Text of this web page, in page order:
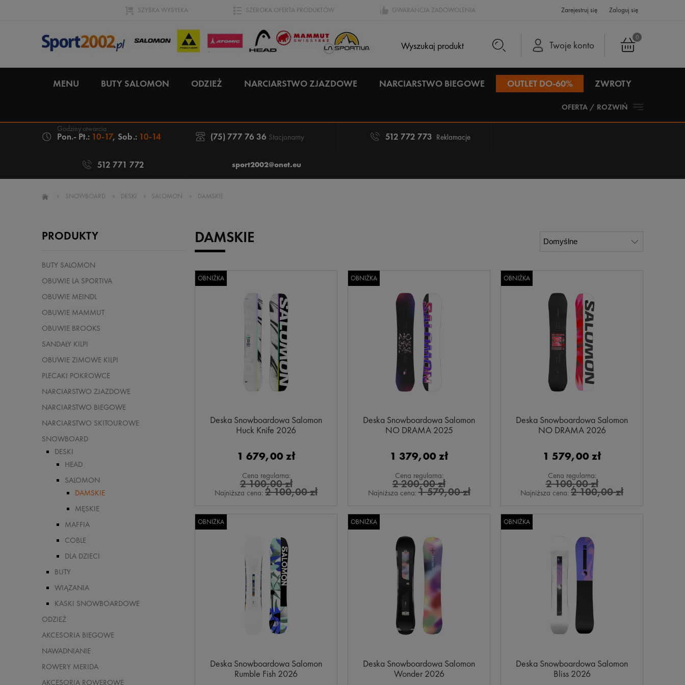
SZYBKA WYSYŁKA SZEROKA OFERTA PRODUKTÓW GWARANCJA ZADOWOLENIA Zarejestruj się Zaloguj się
0
Twoje konto
MENU BUTY SALOMON ODZIEŻ NARCIARSTWO ZJAZDOWE NARCIARSTWO BIEGOWE OUTLET DO-60% ZWROTY
OFERTA / ROZWIŃ
Pon.- Pt.: 10-17, Sob.: 10-14 (75) 777 76 36 Stacjonarny 512 772 773 Reklamacje
512 771 772 sport2002@onet.eu
» SNOWBOARD » DESKI » SALOMON » DAMSKIE
PRODUKTY
BUTY SALOMON
OBUWIE LA SPORTIVA
OBUWIE MEINDL
OBUWIE MAMMUT
OBUWIE BROOKS
SANDAŁY KILPI
OBUWIE ZIMOWE KILPI
PLECAKI POKROWCE
NARCIARSTWO ZJAZDOWE
NARCIARSTWO BIEGOWE
NARCIARSTWO SKITOUROWE
SNOWBOARD
DESKI
HEAD
SALOMON
DAMSKIE
MĘSKIE
MAFFIA
COBLE
DLA DZIECI
BUTY
WIĄZANIA
KASKI SNOWBOARDOWE
ODZIEŻ
AKCESORIA BIEGOWE
NAWADNIANIE
ROWERY MERIDA
AKCESORIA ROWEROWE
DAMSKIE
Deska Snowboardowa Salomon
Huck Knife 2026
1 679,00 zł
Cena regularna:
2 100,00 zł
Najniższa cena: 2 100,00 zł
OBNIŻKA
Deska Snowboardowa Salomon
NO DRAMA 2025
1 379,00 zł
Cena regularna:
2 200,00 zł
Najniższa cena:1 579,00 zł
OBNIŻKA
Deska Snowboardowa Salomon
NO DRAMA 2026
1 579,00 zł
Cena regularna:
2 100,00 zł
Najniższa cena: 2 100,00 zł
OBNIŻKA
Deska Snowboardowa Salomon
Rumble Fish 2026
OBNIŻKA
Deska Snowboardowa Salomon
Wonder 2026
OBNIŻKA
Deska Snowboardowa Salomon
Bliss 2026
OBNIŻKA